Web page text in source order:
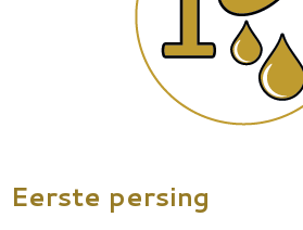
Eerste persing